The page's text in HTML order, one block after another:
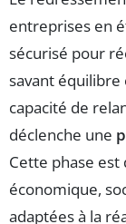
entreprises en
sécurisé pour
savant
capacité de
déclenche une
Cette phase
économique,
adaptées à la